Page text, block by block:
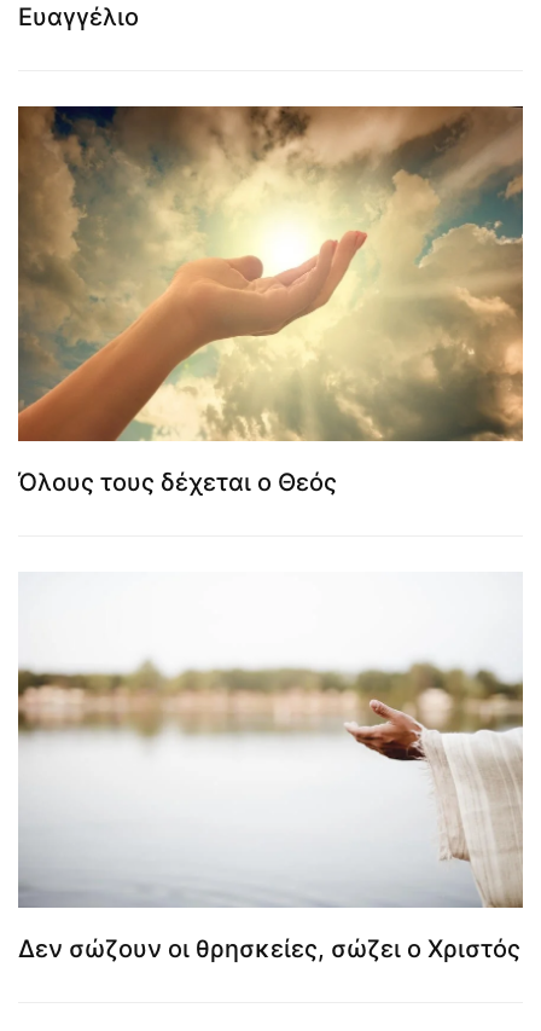
Ευαγγέλιο
Όλους τους δέχεται ο Θεός
Δεν σώζουν οι θρησκείες, σώζει ο Χριστός